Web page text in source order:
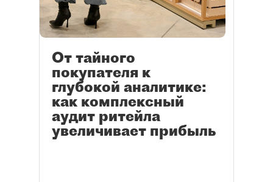
От тайного
покупателя к
глубокой аналитике:
как комплексный
аудит ритейла
увеличивает прибыль